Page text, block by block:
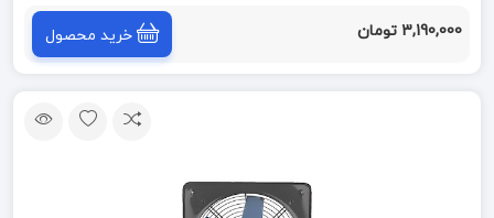
3,190,000 تومان خرید محصول